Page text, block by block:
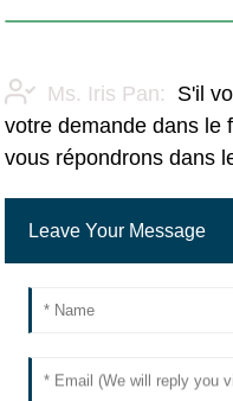
Ms. Iris Pan:
S'il
votre demande dans le
vous répondrons dans